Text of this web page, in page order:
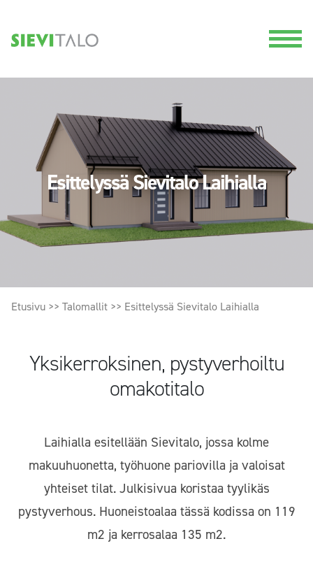
Esittelyssä Sievitalo Laihialla
Etusivu >> Talomallit >> Esittelyssä Sievitalo Laihialla
Yksikerroksinen, pystyverhoiltu
omakotitalo
Laihialla esitellään Sievitalo, jossa kolme
makuuhuonetta, työhuone pariovilla ja valoisat
yhteiset tilat. Julkisivua koristaa tyylikäs
pystyverhous. Huoneistoalaa tässä kodissa on 119
m2 ja kerrosalaa 135 m2.